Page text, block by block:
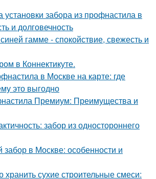
забора из профнастила в
и долговечность
гамме - спокойствие, свежесть и
в Коннектикуте.
в Москве на карте: где
это выгодно
Премиум: Преимущества и
забор из одностороннего
в Москве: особенности и
сухие строительные смеси: